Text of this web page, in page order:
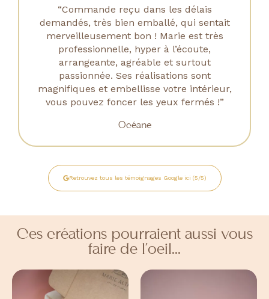
“Commande reçu dans les délais
demandés, très bien emballé, qui sentait
merveilleusement bon ! Marie est très
professionnelle, hyper à l’écoute,
arrangeante, agréable et surtout
passionnée. Ses réalisations sont
magnifiques et embellisse votre intérieur,
vous pouvez foncer les yeux fermés !”
Océane
Retrouvez tous les témoignages Google ici (5/5)
Ces créations pourraient aussi vous
faire de l’oeil...